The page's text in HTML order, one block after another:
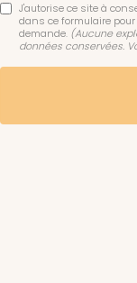
J'autorise ce site à
dans ce formulaire
demande. (Aucune
données conservées.